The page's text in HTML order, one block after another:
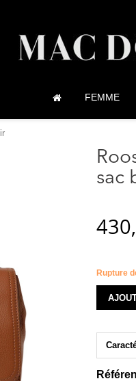
FEMME
sac
Rupture